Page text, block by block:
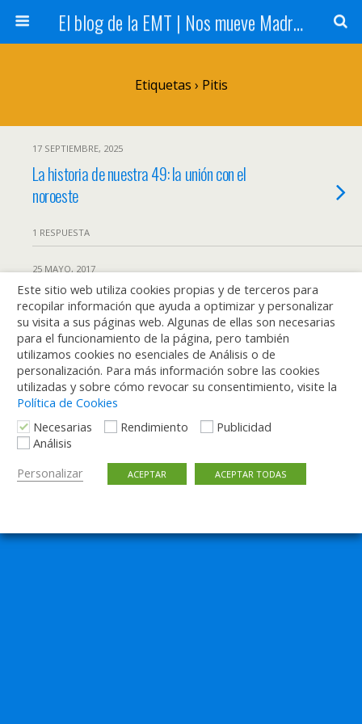
El blog de la EMT | Nos mueve Madrid
Etiquetas › Pitis
17 SEPTIEMBRE, 2025
La historia de nuestra 49: la unión con el
noroeste
1 RESPUESTA
25 MAYO, 2017
En ‘búho’ a Pitis, Butarque y Valdebebas
1 RESPUESTA
Volver arriba
Móvil Escritorio
Este sitio web utiliza cookies propias y de terceros para
recopilar información que ayuda a optimizar y personalizar
su visita a sus páginas web. Algunas de ellas son necesarias
para el funcionamiento de la página, pero también
utilizamos cookies no esenciales de Análisis o de
personalización. Para más información sobre las cookies
utilizadas y sobre cómo revocar su consentimiento, visite la
Política de Cookies
Necesarias
Rendimiento
Publicidad
Análisis
Personalizar
ACEPTAR ACEPTAR TODAS